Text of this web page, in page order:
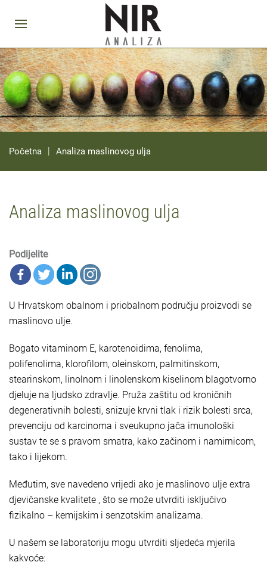
Početna Analiza maslinovog ulja
Analiza maslinovog ulja
Podijelite
U Hrvatskom obalnom i priobalnom području proizvodi se
maslinovo ulje.
Bogato vitaminom E, karotenoidima, fenolima,
polifenolima, klorofilom, oleinskom, palmitinskom,
stearinskom, linolnom i linolenskom kiselinom blagotvorno
djeluje na ljudsko zdravlje. Pruža zaštitu od kroničnih
degenerativnih bolesti, snizuje krvni tlak i rizik bolesti srca,
prevenciju od karcinoma i sveukupno jača imunološki
sustav te se s pravom smatra, kako začinom i namirnicom,
tako i lijekom.
Međutim, sve navedeno vrijedi ako je maslinovo ulje extra
djevičanske kvalitete , što se može utvrditi isključivo
fizikalno – kemijskim i senzotskim analizama.
U našem se laboratoriju mogu utvrditi sljedeća mjerila
kakvoće: